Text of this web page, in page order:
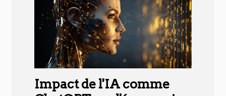
Impact de l'IA comme